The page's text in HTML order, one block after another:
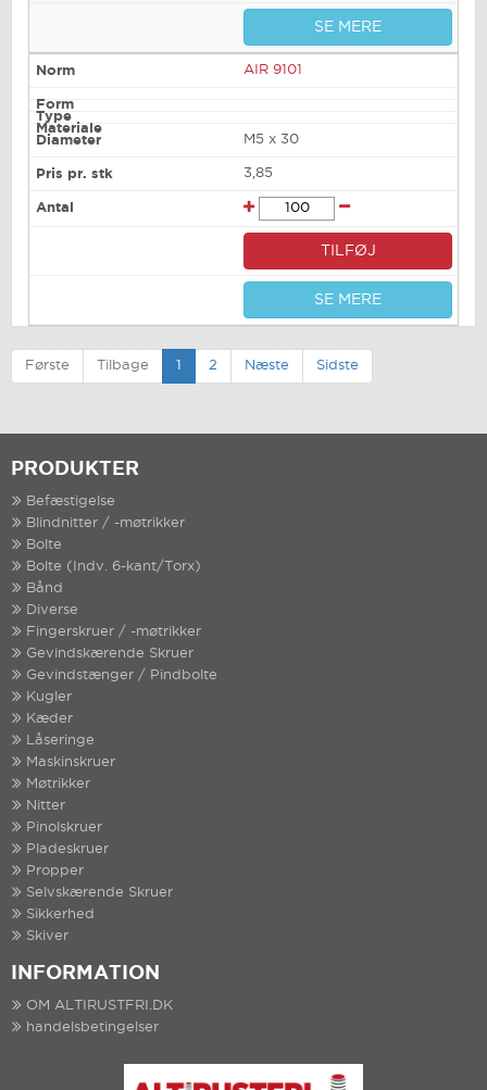
SE MERE
AIR 9101
M5 x 30
3,85
TILFØJ
SE MERE
Første Tilbage 1 2 Næste Sidste
PRODUKTER
Befæstigelse
Blindnitter / -møtrikker
Bolte
Bolte (Indv. 6-kant/Torx)
Bånd
Diverse
Fingerskruer / -møtrikker
Gevindskærende Skruer
Gevindstænger / Pindbolte
Kugler
Kæder
Låseringe
Maskinskruer
Møtrikker
Nitter
Pinolskruer
Pladeskruer
Propper
Selvskærende Skruer
Sikkerhed
Skiver
INFORMATION
OM ALTIRUSTFRI.DK
handelsbetingelser